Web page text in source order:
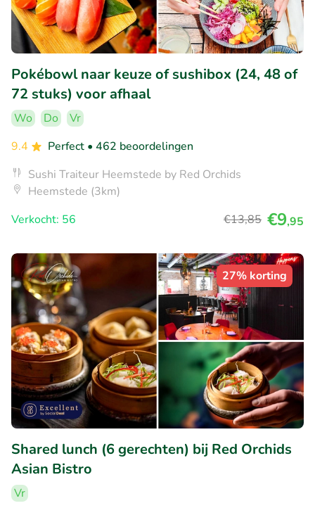
Pokébowl naar keuze of sushibox (24, 48 of
72 stuks) voor afhaal
Wo Do
Vr
9.4
Perfect • 462 beoordelingen
Sushi Traiteur Heemstede by Red Orchids
Heemstede (3km)
Verkocht: 56
€13,85 €9,95
27% korting
Shared lunch (6 gerechten) bij Red Orchids
Asian Bistro
Vr